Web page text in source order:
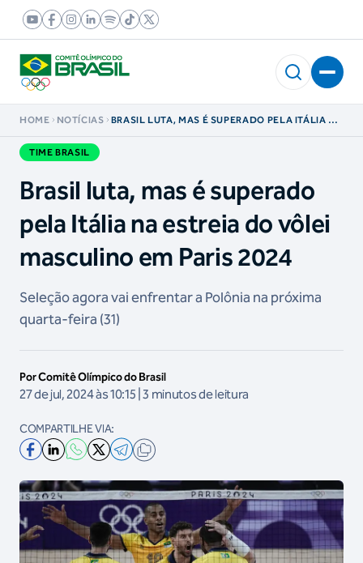
HOME NOTÍCIAS
BRASIL LUTA, MAS É SUPERADO PELA ITÁLIA NA
TIME BRASIL
Brasil luta, mas é superado
pela Itália na estreia do vôlei
masculino em Paris 2024
Seleção agora vai enfrentar a Polônia na próxima
quarta-feira (31)
Por Comitê Olímpico do Brasil
27 de jul, 2024 às 10:15 | 3 minutos de leitura
COMPARTILHE VIA: